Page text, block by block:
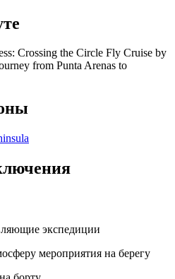
Crossing the Circle Fly Cruise by
from Punta Arenas to
экспедиции
мероприятия на берегу